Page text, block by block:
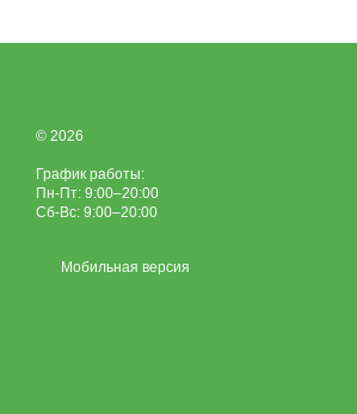
© 2026
График работы:
Пн-Пт: 9:00–20:00
Сб-Вс: 9:00–20:00
Мобильная версия